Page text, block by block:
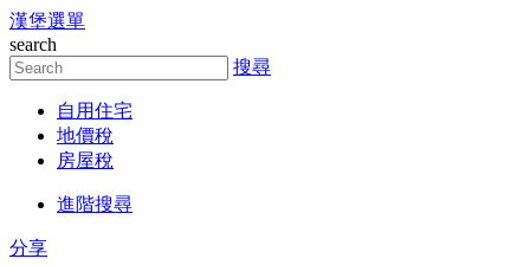
跳到主要內容區塊
漢堡選單
search
搜尋
自用住宅
地價稅
房屋稅
進階搜尋
分享